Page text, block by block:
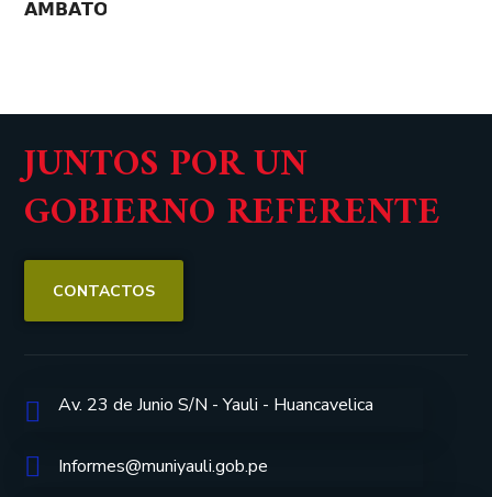
JUNTOS POR UN
GOBIERNO REFERENTE
CONTACTOS
Av. 23 de Junio S/N - Yauli - Huancavelica
Informes@muniyauli.gob.pe